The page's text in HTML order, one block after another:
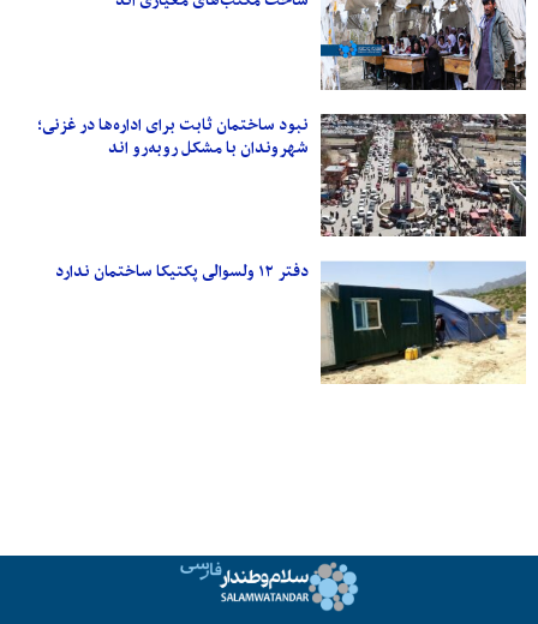
نبود ساختمان ثابت برای اداره‌ها در غزنی؛
شهروندان با مشکل روبه‌رو اند
دفتر ۱۲ ولسوالی پکتیکا ساختمان ندارد